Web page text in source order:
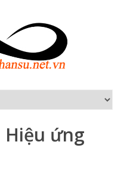
Hiệu ứng